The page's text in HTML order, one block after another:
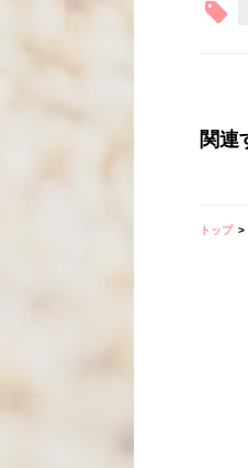
関連
トップ